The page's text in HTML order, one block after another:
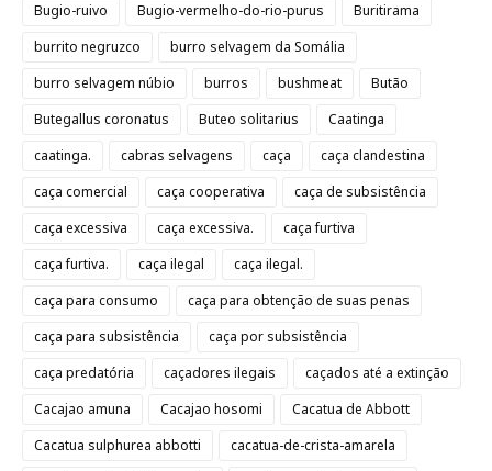
Bugio-ruivo
Bugio-vermelho-do-rio-purus
Buritirama
burrito negruzco
burro selvagem da Somália
burro selvagem núbio
burros bushmeat
Butão
Butegallus coronatus
Buteo solitarius
Caatinga
caatinga.
cabras selvagens caça
caça clandestina
caça comercial
caça cooperativa
caça de subsistência
caça excessiva
caça excessiva.
caça furtiva
caça furtiva.
caça ilegal
caça ilegal.
caça para consumo
caça para obtenção de suas penas
caça para subsistência
caça por subsistência
caça predatória
caçadores ilegais
caçados até a extinção
Cacajao amuna
Cacajao hosomi
Cacatua de Abbott
Cacatua sulphurea abbotti
cacatua-de-crista-amarela